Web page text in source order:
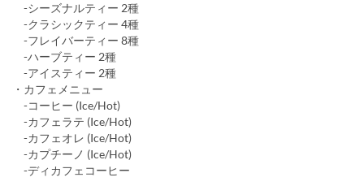
-シーズナルティー 2種
-クラシックティー 4種
-フレイバーティー 8種
-ハーブティー 2種
-アイスティー 2種
・カフェメニュー
-コーヒー (Ice/Hot)
-カフェラテ (Ice/Hot)
-カフェオレ (Ice/Hot)
-カプチーノ (Ice/Hot)
-ディカフェコーヒー